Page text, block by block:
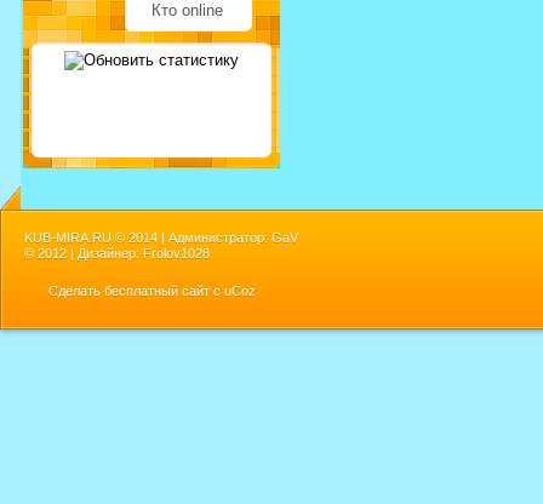
Кто online
KUB-MIRA.RU © 2014 | Администратор: GaV
© 2012 | Дизайнер: Frolov1028
Сделать бесплатный сайт с uCoz